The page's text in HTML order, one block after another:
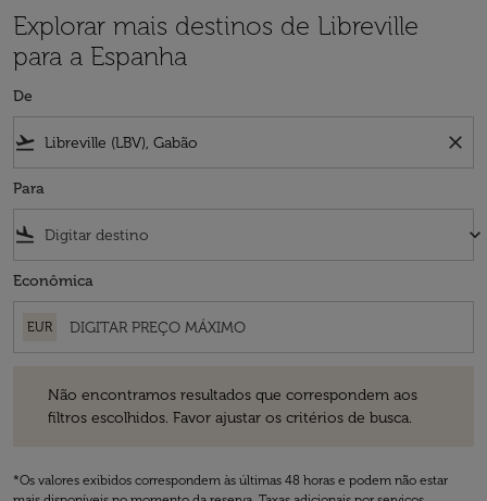
Explorar mais destinos de Libreville
para a Espanha
De
flight_takeoff close
Para
flight_land keyboard_arrow_down
Econômica
EUR
Não encontramos resultados que correspondem aos
filtros escolhidos. Favor ajustar os critérios de busca.
*Os valores exibidos correspondem às últimas 48 horas e podem não estar